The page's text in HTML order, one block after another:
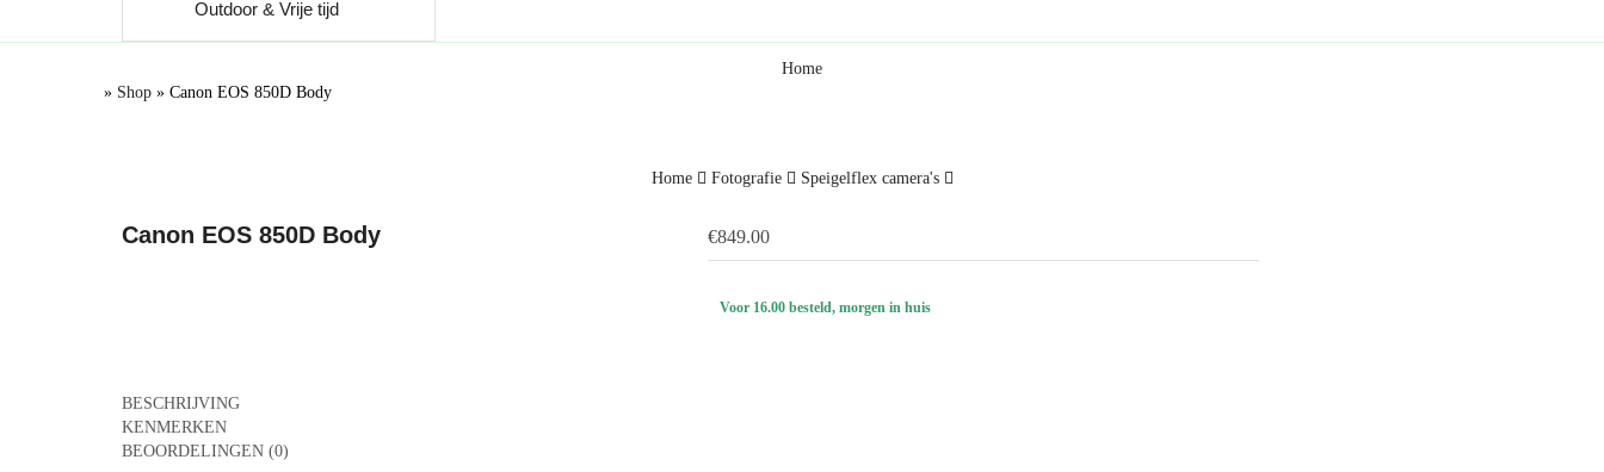
Outdoor & Vrije tijd
Home
» Shop » Canon EOS 850D Body
Home Fotografie Speigelflex camera's
Canon EOS 850D Body €849.00
Voor 16.00 besteld, morgen in huis
BESCHRIJVING
KENMERKEN
BEOORDELINGEN (0)